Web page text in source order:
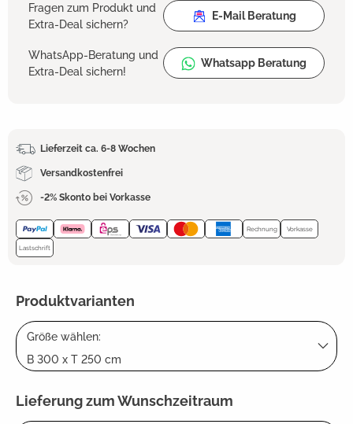
Fragen zum Produkt und
Extra-Deal sichern?
E-Mail Beratung
WhatsApp-Beratung und
Extra-Deal sichern!
Whatsapp Beratung
Lieferzeit ca. 6-8 Wochen
Versandkostenfrei
-2% Skonto bei Vorkasse
Rechnung Vorkasse
Lastschrift
Produktvarianten
Größe wählen:
B 300 x T 250 cm
Lieferung zum Wunschzeitraum